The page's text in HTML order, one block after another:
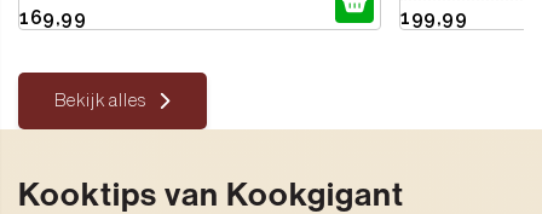
169,99 199,99
Bekijk alles
Kooktips van Kookgigant